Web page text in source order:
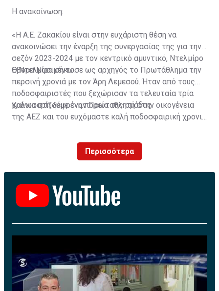
Η ανακοίνωση:
«Η Α.Ε. Ζακακίου είναι στην ευχάριστη θέση να
ανακοινώσει την έναρξη της συνεργασίας της για την
σεζόν 2023-2024 με τον κεντρικό αμυντικό, Ντελμίρο
Έβορα Νασιμέντο.
Ο Ντελμίρο σήκωσε ως αρχηγός το Πρωτάθλημα την
περσινή χρονιά με τον Άρη Λεμεσού. Ήταν από τους
ποδοσφαιριστές που ξεχώρισαν τα τελευταία τρία
χρόνια στη ξέφρενη πορεία της ομάδας.
Καλωσορίζουμε έναν Πρωταθλητή στην οικογένεια
της ΑΕΖ και του ευχόμαστε καλή ποδοσφαιρική χρονιά
Περισσότερα